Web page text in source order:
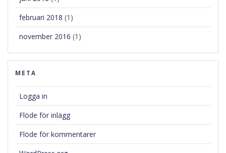
februari 2018 (1)
november 2016 (1)
META
Logga in
Flöde för inlägg
Flöde för kommentarer